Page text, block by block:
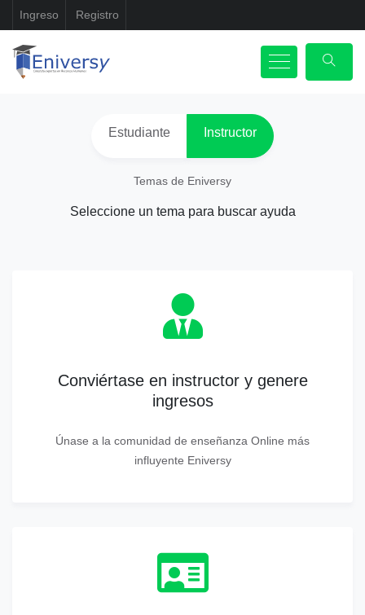
Ingreso Registro
Estudiante Instructor
Temas de Eniversy
Seleccione un tema para buscar ayuda
Conviértase en instructor y genere
ingresos
Únase a la comunidad de enseñanza Online más
influyente Eniversy